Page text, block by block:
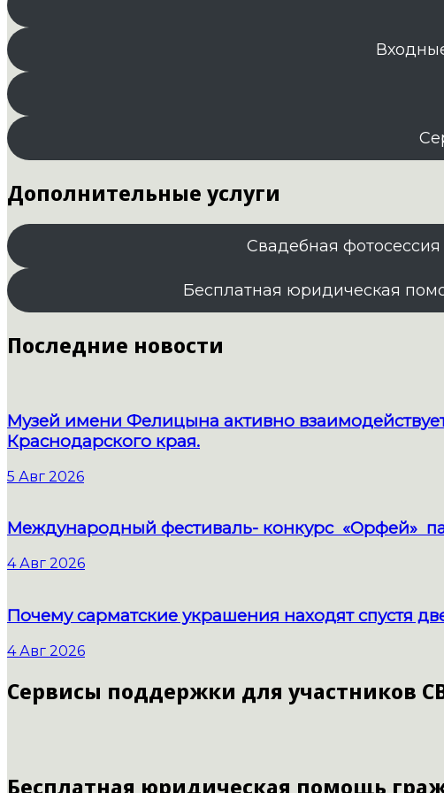
Дополнительные услуги
Свадебная фотосессия
Бесплатная юридическая
Последние новости
Музей имени Фелицына активно
Краснодарского края.
5 Авг 2026
Международный фестиваль- конкурс «Орфей»
4 Авг 2026
Почему сарматские украшения находят спустя
4 Авг 2026
Сервисы поддержки для участников
Бесплатная юридическая помощь